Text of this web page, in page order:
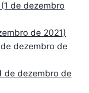
de dezembro
de 2021)
dezembro de
de dezembro de